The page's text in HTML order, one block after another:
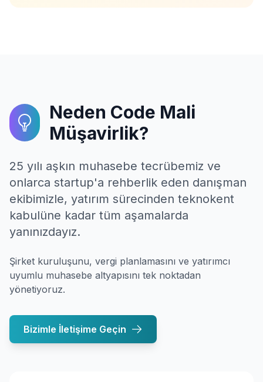
Neden Code Mali
Müşavirlik?
25 yılı aşkın muhasebe tecrübemiz ve
onlarca startup'a rehberlik eden danışman
ekibimizle, yatırım sürecinden teknokent
kabulüne kadar tüm aşamalarda
yanınızdayız.
Şirket kuruluşunu, vergi planlamasını ve yatırımcı
uyumlu muhasebe altyapısını tek noktadan
yönetiyoruz.
Bizimle İletişime Geçin